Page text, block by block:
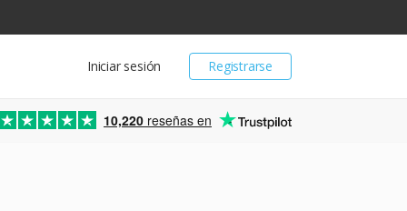
Registrarse
Iniciar sesión
10,220 reseñas en